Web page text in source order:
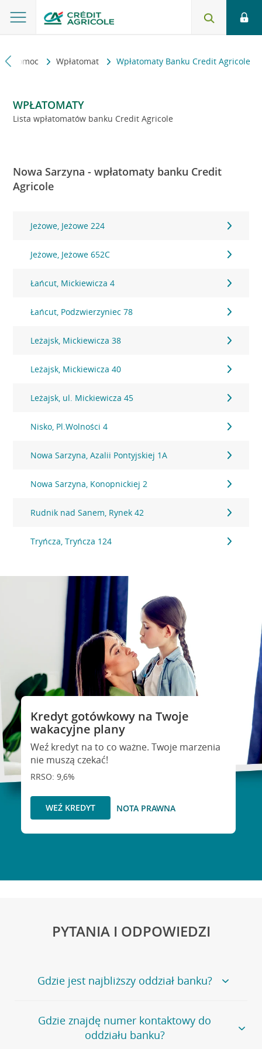
i pomoc Wpłatomat Wpłatomaty Banku Credit Agricole
WPŁATOMATY
Lista wpłatomatów banku Credit Agricole
Nowa Sarzyna - wpłatomaty banku Credit
Agricole
Jeżowe, Jeżowe 224
Jeżowe, Jeżowe 652C
Łańcut, Mickiewicza 4
Łańcut, Podzwierzyniec 78
Leżajsk, Mickiewicza 38
Leżajsk, Mickiewicza 40
Leżajsk, ul. Mickiewicza 45
Nisko, Pl.Wolności 4
Nowa Sarzyna, Azalii Pontyjskiej 1A
Nowa Sarzyna, Konopnickiej 2
Rudnik nad Sanem, Rynek 42
Tryńcza, Tryńcza 124
Kredyt gotówkowy na Twoje
wakacyjne plany
Weź kredyt na to co ważne. Twoje marzenia
nie muszą czekać!
RRSO: 9,6%
WEŹ KREDYT NOTA PRAWNA
PYTANIA I ODPOWIEDZI
Gdzie jest najbliższy oddział banku?
Jeśli szukasz oddziału naszego banku, zapraszamy na
stronęPlacówki i bankomaty, na której znajduje się
wygodna wyszukiwarka.
Gdzie znajdę numer kontaktowy do
oddziału banku?